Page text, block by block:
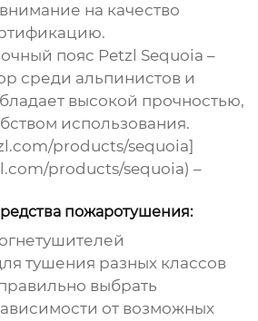
на качество
пояс Petzl Sequoia –
среди альпинистов и
высокой прочностью,
использования.
products/sequoia]
products/sequoia) –
пожаротушения:
тушения разных классов
выбрать
от возможных